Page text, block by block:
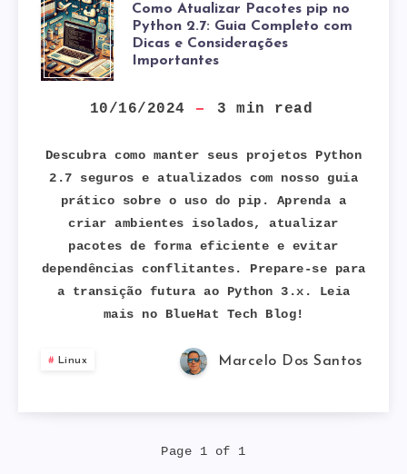
COMO
ATUALIZAR
PACOTES
PIP
NO
PYTHON
2.7:
GUIA
COMPLETO
COM
DICAS
Como Atualizar Pacotes pip no
Python 2.7: Guia Completo com
Dicas e Considerações
Importantes
10/16/2024 3 min read
Descubra como manter seus projetos Python
2.7 seguros e atualizados com nosso guia
prático sobre o uso do pip. Aprenda a
criar ambientes isolados, atualizar
pacotes de forma eficiente e evitar
dependências conflitantes. Prepare-se para
a transição futura ao Python 3.x. Leia
mais no BlueHat Tech Blog!
Linux Marcelo Dos Santos
Page 1 of 1